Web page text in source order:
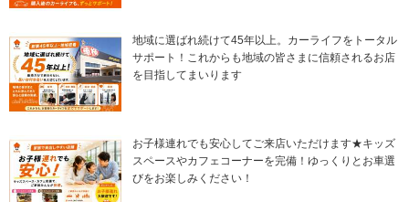
地域に選ばれ続けて45年以上。カーライフをトータル
サポート！これからも地域の皆さまに信頼されるお店
を目指してまいります
お子様連れでも安心してご来店いただけます★キッズ
スペースやカフェコーナーを完備！ゆっくりとお車選
びをお楽しみください！